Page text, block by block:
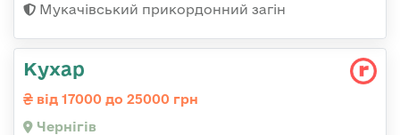
Мукачівський прикордонний загін
Кухар
від 17000 до 25000 грн
Чернігів